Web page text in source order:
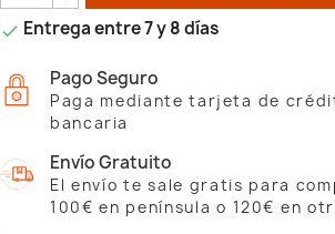
 Entrega entre 7 y 8 días
Pago Seguro
Paga mediante tarjeta de
bancaria
Envío Gratuito
El envío te sale gratis para
100€ en península o 120€ en